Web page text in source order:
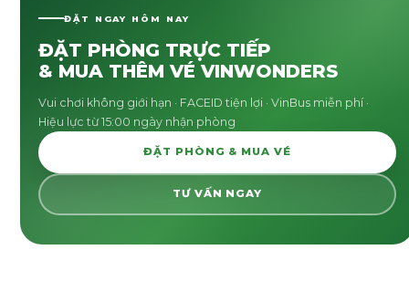
ĐẶT NGAY HÔM NAY
ĐẶT PHÒNG TRỰC TIẾP
& MUA THÊM VÉ VINWONDERS
Vui chơi không giới hạn · FACEID tiện lợi · VinBus miễn phí ·
Hiệu lực từ 15:00 ngày nhận phòng
ĐẶT PHÒNG & MUA VÉ
TƯ VẤN NGAY